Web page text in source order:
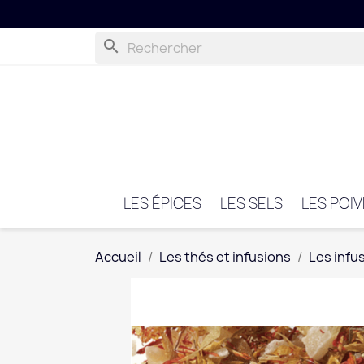
search
LES ÉPICES LES SELS LES
Accueil Les thés et infusions Les